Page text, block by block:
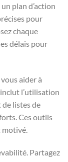
plan d’action
pour
chaque
délais pour
aider à
l’utilisation
de listes de
Ces outils
Partagez